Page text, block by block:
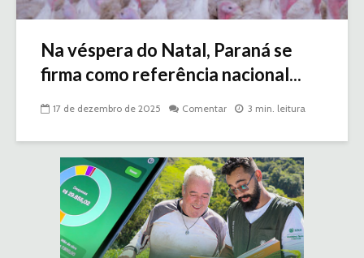
Na véspera do Natal, Paraná se
firma como referência nacional...
17 de dezembro de 2025 Comentar 3 min. leitura